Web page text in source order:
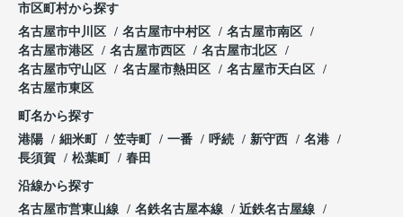
市区町村から探す
名古屋市中川区
名古屋市中村区
名古屋市南区
名古屋市港区
名古屋市西区
名古屋市北区
名古屋市守山区
名古屋市熱田区
名古屋市天白区
名古屋市東区
町名から探す
港陽
細米町 笠寺町 一番 呼続 新守西
名港
長須賀
松葉町 春田
沿線から探す
名古屋市営東山線
名鉄名古屋本線
近鉄名古屋線